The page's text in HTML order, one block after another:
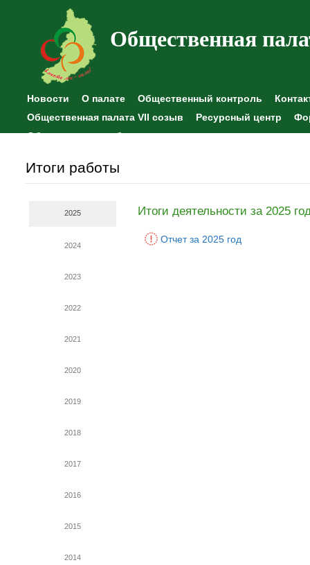
Общественная
Новости О палате Общественный контроль
Общественная палата VII созыв
Ресурсный центр
Общественные наблюдения
Итоги работы
2025
2024
2023
2022
2021
2020
2019
2018
2017
2016
2015
2014
Итоги деятельности за 2025
Отчет за 2025 год